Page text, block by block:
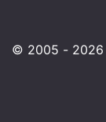
© 2005 - 2026